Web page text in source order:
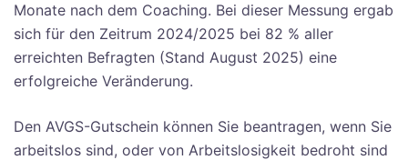
Monate nach dem Coaching. Bei dieser Messung ergab
sich für den Zeitrum 2024/2025 bei 82 % aller
erreichten Befragten (Stand August 2025) eine
erfolgreiche Veränderung.
Den AVGS-Gutschein können Sie beantragen, wenn Sie
arbeitslos sind, oder von Arbeitslosigkeit bedroht sind